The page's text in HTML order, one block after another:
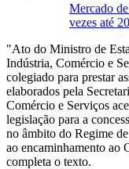
Mercado
vezes até
"Ato do Ministro de
Indústria, Comércio e
colegiado para prestar
elaborados pela
Comércio e Serviços
legislação para a
no âmbito do Regime
ao encaminhamento ao
completa o texto.